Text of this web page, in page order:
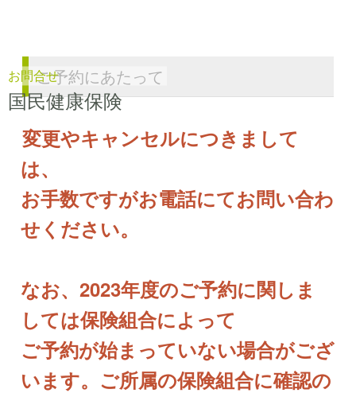
お問合せ
国民健康保険
ご予約にあたって
変更やキャンセルにつきまして
は、
お手数ですがお電話にてお問い合わ
せください。
なお、2023年度のご予約に関しま
しては保険組合によって
ご予約が始まっていない場合がござ
います。ご所属の保険組合に確認の